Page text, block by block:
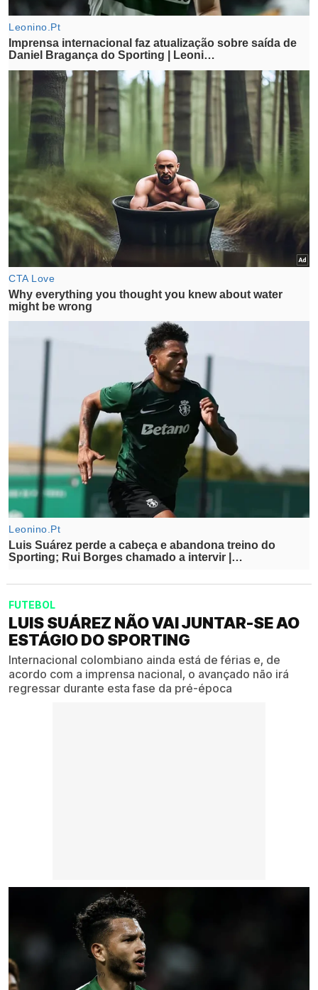
FUTEBOL
LUIS SUÁREZ NÃO VAI JUNTAR-SE AO
ESTÁGIO DO SPORTING
Internacional colombiano ainda está de férias e, de
acordo com a imprensa nacional, o avançado não irá
regressar durante esta fase da pré-época